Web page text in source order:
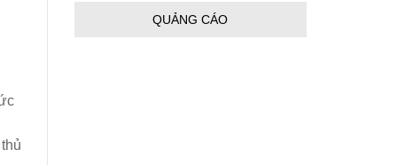
QUẢNG CÁO